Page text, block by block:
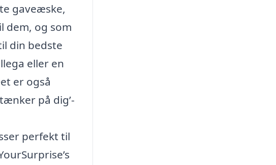
gaveæske,
dem, og som
din bedste
eller en
er også
på dig’-
perfekt til